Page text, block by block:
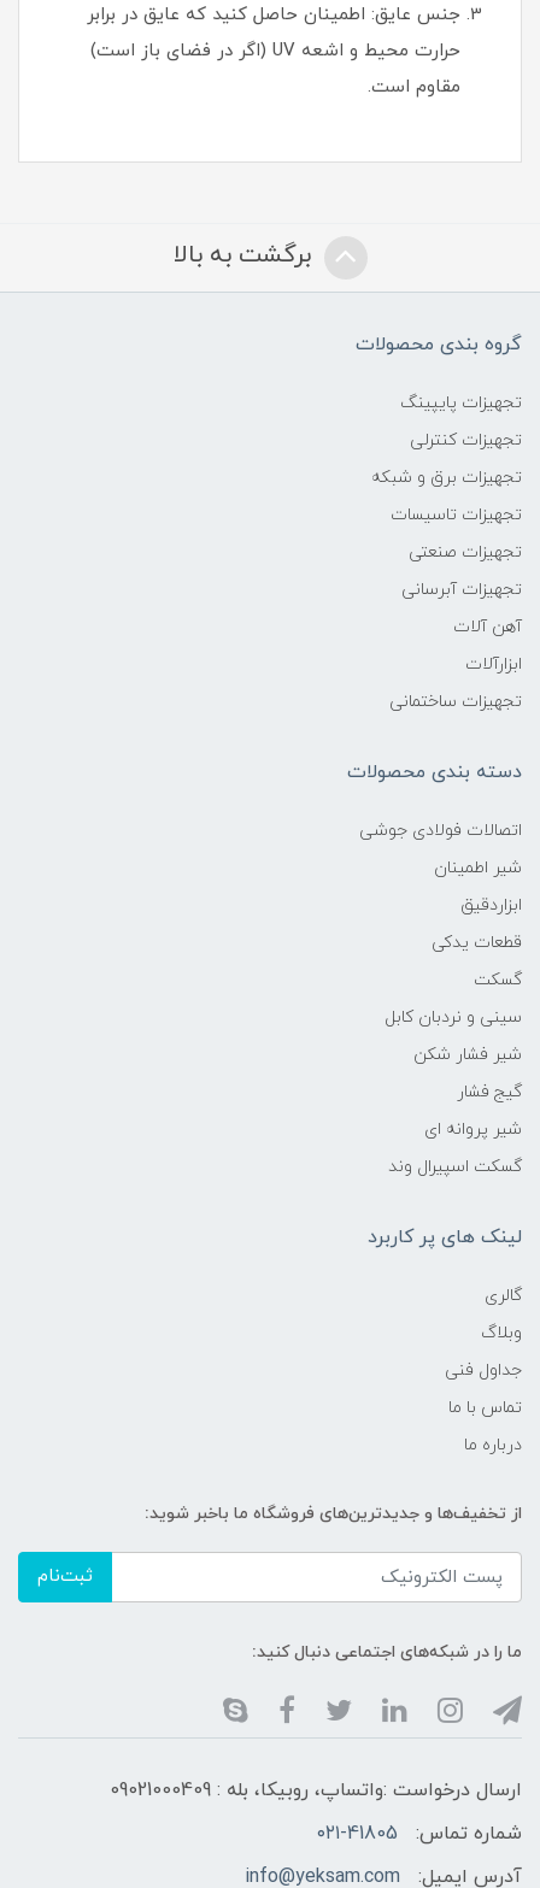
جنس عایق: اطمینان حاصل کنید که عایق در برابر
حرارت محیط و اشعه UV (اگر در فضای باز است)
مقاوم است.
برگشت به بالا
گروه بندی محصولات
تجهیزات پایپینگ
تجهیزات کنترلی
تجهیزات برق و شبکه
تجهیزات تاسیسات
تجهیزات صنعتی
تجهیزات آبرسانی
آهن آلات
ابزارآلات
تجهیزات ساختمانی
دسته بندی محصولات
اتصالات فولادی جوشی
شیر اطمینان
ابزاردقیق
قطعات یدکی
گسکت
سینی و نردبان کابل
شیر فشار شکن
گیج فشار
شیر پروانه ای
گسکت اسپیرال وند
لینک های پر کاربرد
گالری
وبلاگ
جداول فنی
تماس با ما
درباره ما
از تخفیف‌ها و جدیدترین‌های فروشگاه ما باخبر شوید:
ثبت‌نام
ما را در شبکه‌های اجتماعی دنبال کنید:
ارسال درخواست :واتساپ، روبیکا، بله : 09021000409
شماره تماس:
۰۲۱-41805
آدرس ایمیل:
info@yeksam.com